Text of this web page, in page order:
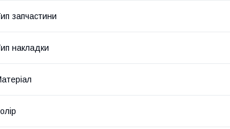
запчастини
накладки